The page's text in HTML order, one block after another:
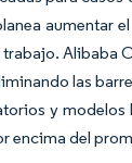
aumentar
Alibaba
las
y modelos
encima del